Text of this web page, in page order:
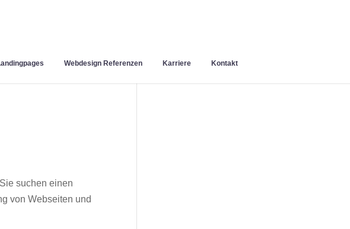
Webdesign Referenzen Karriere Kontakt
suchen einen
von Webseiten und